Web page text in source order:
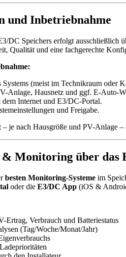
und Inbetriebnahme
DC Speichers erfolgt ausschließlich
Qualität und eine fachgerechte
Systems (meist im Technikraum oder
Anlage, Hausnetz und ggf. E-Auto-
Internet und E3/DC-Portal.
und Freigabe.
je nach Hausgröße und PV-Anlage –
& Monitoring über das
besten Monitoring-Systeme im
oder die E3/DC App (iOS &
Ertrag, Verbrauch und Batteriestatus
(Tag/Woche/Monat/Jahr)